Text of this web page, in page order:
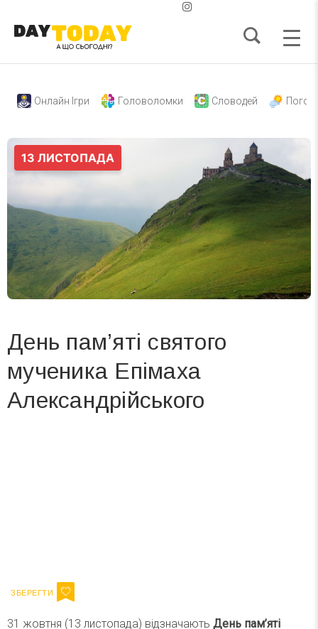
Онлайн Ігри Головоломки Словодей
День пам’яті святого
мученика Епімаха
Александрійського
31 жовтня (13 листопада) відзначають День пам’яті